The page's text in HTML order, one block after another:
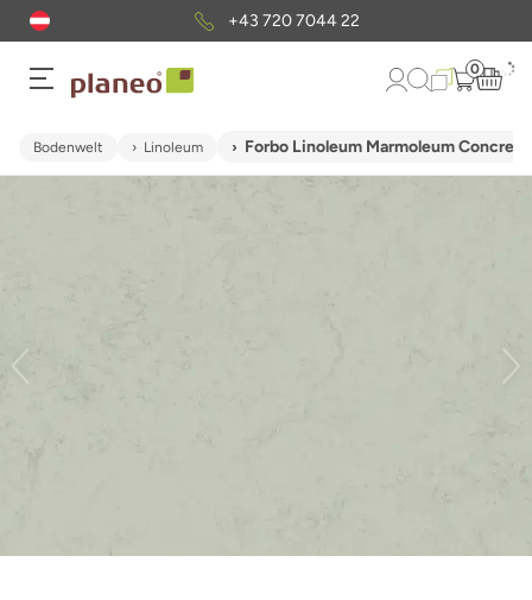
+43 720 7044 22
0
Bodenwelt Linoleum Forbo Linoleum Marmoleum